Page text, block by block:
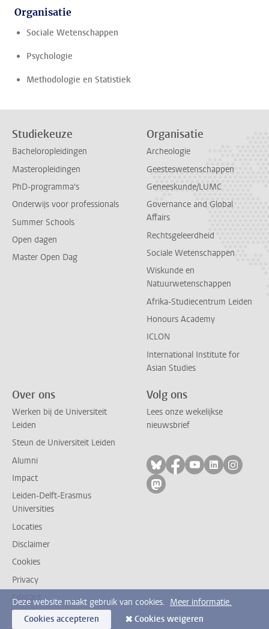
Organisatie
Sociale Wetenschappen
Psychologie
Methodologie en Statistiek
Studiekeuze
Bacheloropleidingen
Masteropleidingen
PhD-programma's
Onderwijs voor professionals
Summer Schools
Open dagen
Master Open Dag
Organisatie
Archeologie
Geesteswetenschappen
Geneeskunde/LUMC
Governance and Global
Affairs
Rechtsgeleerdheid
Sociale Wetenschappen
Wiskunde en
Natuurwetenschappen
Afrika-Studiecentrum Leiden
Honours Academy
ICLON
International Institute for
Asian Studies
Over ons
Werken bij de Universiteit
Leiden
Steun de Universiteit Leiden
Alumni
Impact
Leiden-Delft-Erasmus
Universities
Locaties
Disclaimer
Cookies
Privacy
Contact
Volg ons
Lees onze wekelijkse
nieuwsbrief
Volg ons op bluesky
Volg ons op
Volg ons op
Volg ons
Volg
Volg ons op mastodon
Deze website maakt gebruik van cookies. Meer informatie.
Cookies accepteren
Cookies weigeren